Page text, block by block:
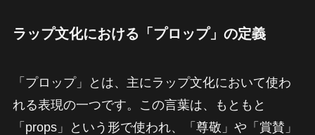
ラップ文化における「プロップ」の定義
「プロップ」とは、主にラップ文化において使わ
れる表現の一つです。この言葉は、もともと
「props」という形で使われ、「尊敬」や「賞賛」